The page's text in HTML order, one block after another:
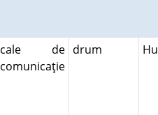
cale de
comunicaţie
drum